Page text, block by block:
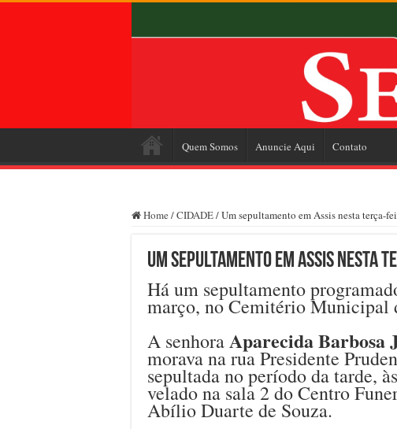
Quem Somos Anuncie Aqui Contato
Home /CIDADE/Um sepultamento em Assis nesta terça-
Um sepultamento em Assis nesta
Há um sepultamento
março, no Cemitério Municipal
A senhoraAparecida Barbosa
morava na rua Presidente
sepultada no período da tarde,
velado na sala 2 do Centro
Abílio Duarte de Souza.